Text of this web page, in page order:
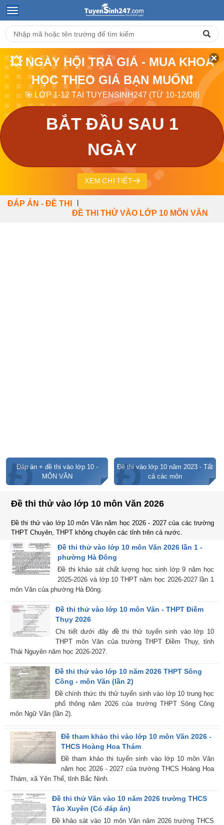
💥 NGÀY HỘI TRẢ GIÁ - MUA KHOÁ
HỌC THEO GIÁ BẠN MUỐN❗
🎯 LỚP 1-12 TẠI TUYENSINH247 (TỪ 10-12/08)
BẮT ĐẦU SAU 1
NGÀY
XEM CHI TIẾT
ĐÁP ÁN - ĐỀ THI
ĐỀ THI THỬ VÀO LỚP 10 MÔN VĂN
Đ
Đáp án + đề thi vào lớp 10 -
MÔN VĂN
Đ
Đề thi vào lớp 10 năm 2023 - Tất
cả các môn
Đề thi thử vào lớp 10 môn Văn 2026
Đề thi thử vào lớp 10 môn Văn năm học 2026 - 2027 của các trường
THPT Chuyên, THPT không chuyên các tỉnh trên cả nước.
Đề thi thử vào lớp 10 môn Văn 2026 lần 1 -
phường Hà Đông
Đề thi khảo sát chất lượng học sinh lớp 9 năm học
2025-2026 và lớp 10 THPT năm học 2026-2027 lần 1
môn Văn của phường Hà Đông.
Đề thi thử vào lớp 10 môn Văn - THPT Điềm
Thụy 2026
Chi tiết dưới đây đề thi thử tuyển sinh vào lớp 10
THPT môn Văn của trường THPT Điềm Thụy, tỉnh
Thái Nguyên năm học 2026-2027.
Đề thi thử vào lớp 10 năm 2026 THPT Sông
Công - môn Văn (lần 2)
Đề chính thức thi thử tuyển sinh vào lớp 10 trung học
phổ thông năm 2026 của trường THPT Sông Công
môn Ngữ Văn (lần 2).
Đề tham khảo thi vào lớp 10 môn Văn 2026 -
THCS Hoàng Hoa Thám
Đề tham khảo thi tuyển sinh vào lớp 10 môn Văn
năm học 2026 - 2027 của trường THCS Hoàng Hoa
Thám, xã Yên Thế, tỉnh Bắc Ninh.
Đề thi thử Văn vào 10 năm 2026 trường THCS
Tào Xuyên (Có đáp án)
Đề khảo sát vào 10 môn Văn năm 2026 trường THCS